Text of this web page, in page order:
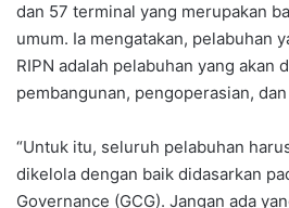
dan 57 terminal yang merupakan
umum. Ia mengatakan, pelabuhan
RIPN adalah pelabuhan yang akan
pembangunan, pengoperasian,
“Untuk itu, seluruh pelabuhan
dikelola dengan baik didasarkan
Governance (GCG). Jangan ada